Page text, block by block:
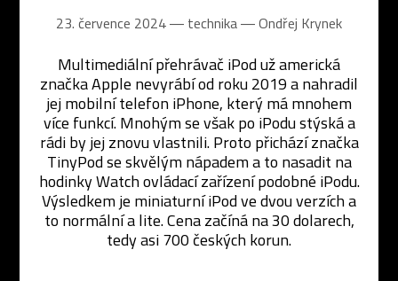
23. července 2024 ― technika ―Ondřej Krynek
Multimediální přehrávač iPod už americká
značka Apple nevyrábí od roku 2019 a nahradil
jej mobilní telefon iPhone, který má mnohem
více funkcí. Mnohým se však po iPodu stýská a
rádi by jej znovu vlastnili. Proto přichází značka
TinyPod se skvělým nápadem a to nasadit na
hodinky Watch ovládací zařízení podobné iPodu.
Výsledkem je miniaturní iPod ve dvou verzích a
to normální a lite. Cena začíná na 30 dolarech,
tedy asi 700 českých korun.